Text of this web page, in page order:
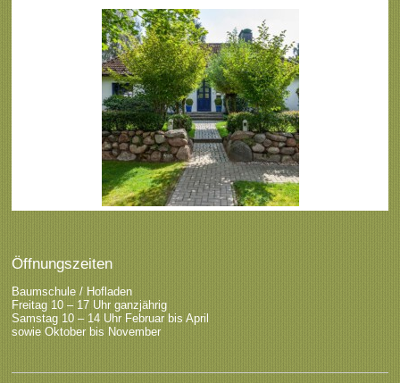
Öffnungszeiten
Baumschule / Hofladen
Freitag 10 – 17 Uhr ganzjährig
Samstag 10 – 14 Uhr Februar bis April
sowie Oktober bis November